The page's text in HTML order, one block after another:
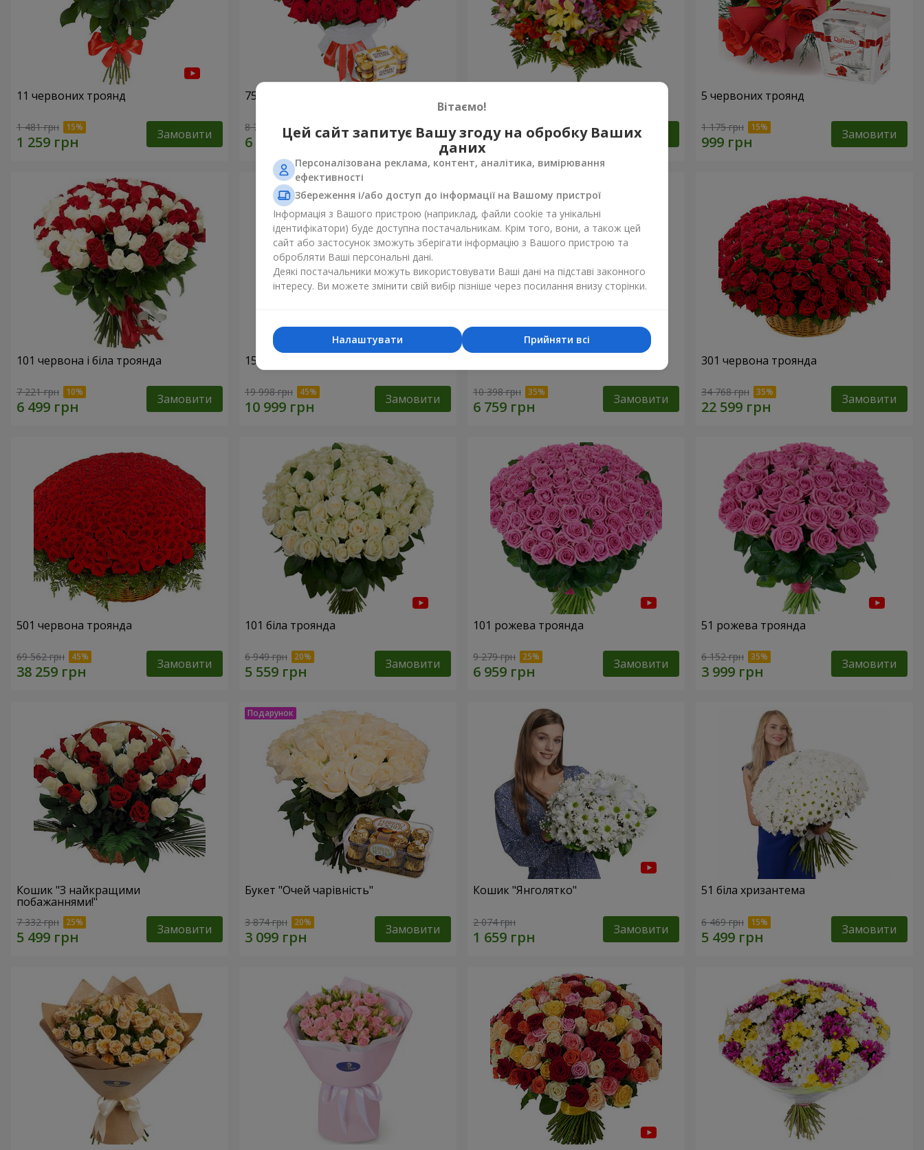
11 червоних троянд
1 481 грн Замовити
75 червоних троянд
8 799 грн Замовити 3 834 грн Замовити
5 червоних троянд
1 175 грн Замовити
101 червона і біла троянда
7 221 грн Замовити
151 червона троянда
19 998 грн Замовити 10 398 грн Замовити
301 червона троянда
34 768 грн Замовити
501 червона троянда
69 562 грн Замовити
101 біла троянда
6 949 грн Замовити
101 рожева троянда
9 279 грн Замовити
51 рожева троянда
6 152 грн Замовити
Кошик "З найкращими
побажаннями!"
7 332 грн Замовити
Букет "Очей чарівність"
3 874 грн Замовити
Кошик "Янголятко"
2 074 грн Замовити
51 біла хризантема
6 469 грн Замовити
Вітаємо!
Цей сайт запитує Вашу згоду на обробку Ваших
даних
Персоналізована реклама, контент, аналітика, вимірювання
ефективності
Збереження і/або доступ до інформації на Вашому пристрої
Інформація з Вашого пристрою (наприклад, файли cookie та унікальні
ідентифікатори) буде доступна постачальникам. Крім того, вони, а також цей
сайт або застосунок зможуть зберігати інформацію з Вашого пристрою та
обробляти Ваші персональні дані.
Деякі постачальники можуть використовувати Ваші дані на підставі законного
інтересу. Ви можете змінити свій вибір пізніше через посилання внизу сторінки.
Прийняти всі
Налаштувати